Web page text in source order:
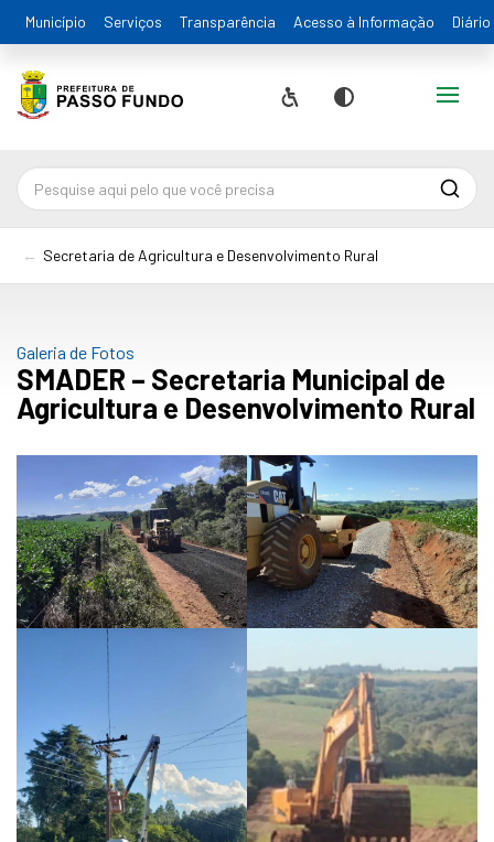
Município Serviços Transparência Acesso à Informação
Acessibilidade
Contraste
Alternar
Secretaria de Agricultura e Desenvolvimento Rural
Galeria de Fotos
SMADER – Secretaria Municipal de
Agricultura e Desenvolvimento Rural